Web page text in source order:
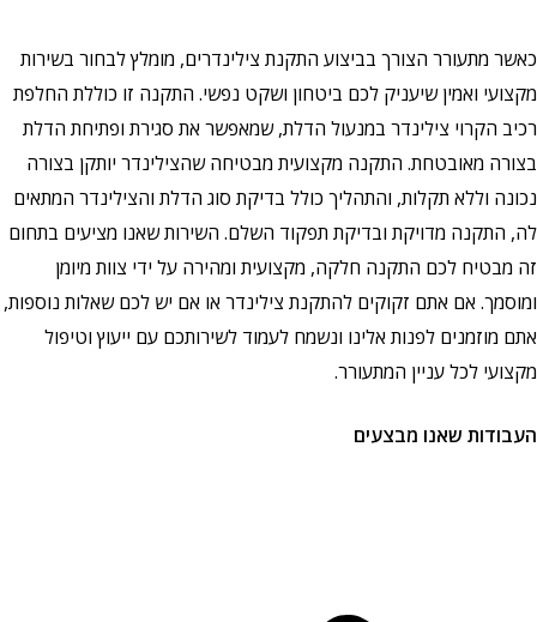
הצורך בביצוע התקנת צילינדרים, מומלץ לבחור בשירות
ואמין שיעניק לכם ביטחון ושקט נפשי. התקנה זו כוללת החלפת
צילינדר במנעול הדלת, שמאפשר את סגירת ופתיחת הדלת
מאובטחת. התקנה מקצועית מבטיחה שהצילינדר יותקן בצורה
וללא תקלות, והתהליך כולל בדיקת סוג הדלת והצילינדר המתאים
מדויקת ובדיקת תפקוד השלם. השירות שאנו מציעים בתחום
לכם התקנה חלקה, מקצועית ומהירה על ידי צוות מיומן
אם אתם זקוקים להתקנת צילינדר או אם יש לכם שאלות נוספות,
לפנות אלינו ונשמח לעמוד לשירותכם עם ייעוץ וטיפול
לכל עניין המתעורר.
שאנו מבצעים